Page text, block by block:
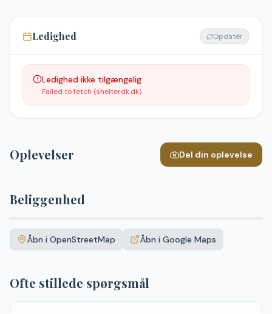
Ledighed Opdatér
Ledighed ikke tilgængelig
Failed to fetch (shelterdk.dk)
Oplevelser Del din oplevelse
Beliggenhed
+Åbn i OpenStreetMap Åbn i Google Maps
Ofte stillede spørgsmål